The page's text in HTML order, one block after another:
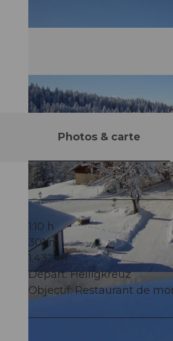
© UNESCO Biosphäre Entlebuch
Photos & carte
1:10 h
301 m
1.432 m
Départ: Heiligkreuz
Objectif: Restaurant de